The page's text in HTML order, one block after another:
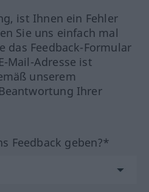
ist Ihnen ein Fehler
Sie uns einfach mal
das Feedback-Formular
Mail-Adresse ist
unserem
Ihrer
Feedback geben?*